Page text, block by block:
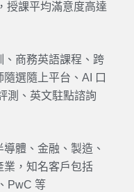
授課平均滿意度高達
、商務英語課程、跨
選隨上平台、AI 口
測、英文駐點諮詢
體、金融、製造、
業，知名客戶包括
PwC 等